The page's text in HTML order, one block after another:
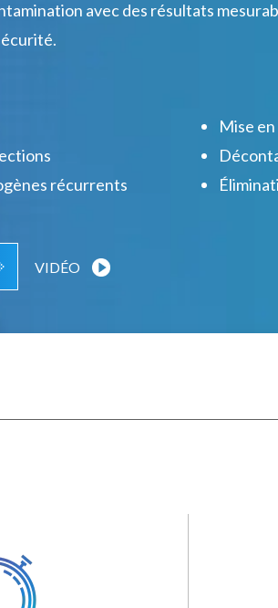
avec des résultats
récurrents
Mise
VIDÉO